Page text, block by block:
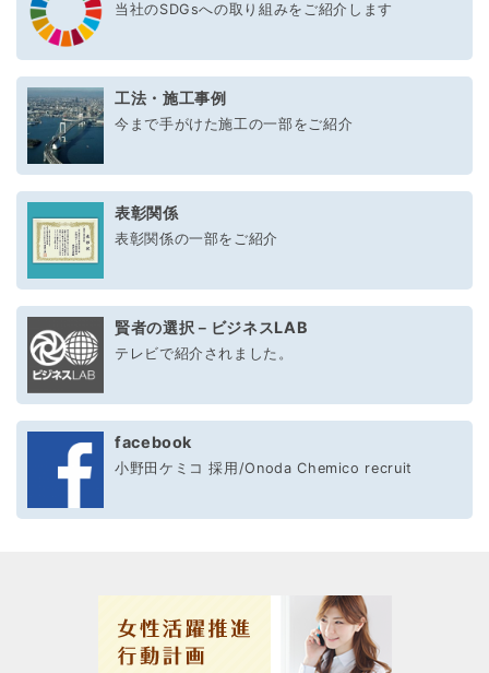
当社のSDGsへの取り組みをご紹介します
工法・施工事例
今まで手がけた施工の一部をご紹介
表彰関係
表彰関係の一部をご紹介
賢者の選択－ビジネスLAB
テレビで紹介されました。
facebook
小野田ケミコ 採用/Onoda Chemico recruit